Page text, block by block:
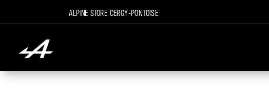
Alpine Store Cergy-Pontoise